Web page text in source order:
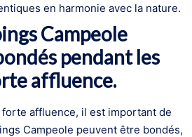
en harmonie avec la nature.
Campeole
pendant les
affluence.
affluence, il est important de
Campeole peuvent être bondés,